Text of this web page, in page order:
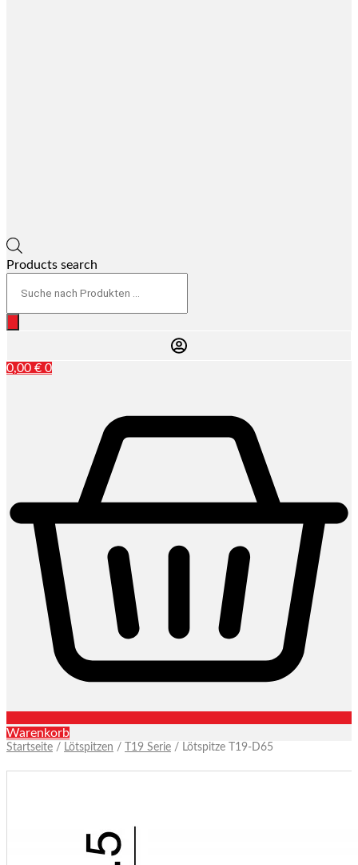
Products search
0,00 € 0
Warenkorb
Startseite / Lötspitzen / T19 Serie / Lötspitze T19-D65